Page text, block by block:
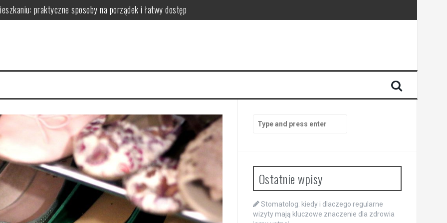
praktyczne sposoby na porządek i łatwy dostęp
wybrać i zamontować funkcjonalną przegrodę ze szkła hartowanego
dodają przestrzeni, a kiedy mogą przeszkadzać?
– praktyczne porady wyboru, montażu i aranżacji przestrzeni
for:
Ostatnie wpisy
Stomatolog: kiedy i dlaczego regularne
wizyty mają kluczowe znaczenie dla zdrowia